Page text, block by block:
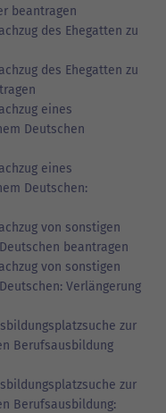
beantragen
des Ehegatten zu
des Ehegatten zu
eines
Deutschen
eines
Deutschen:
von sonstigen
beantragen
von sonstigen
Verlängerung
zur
Berufsausbildung
zur
Berufsausbildung: